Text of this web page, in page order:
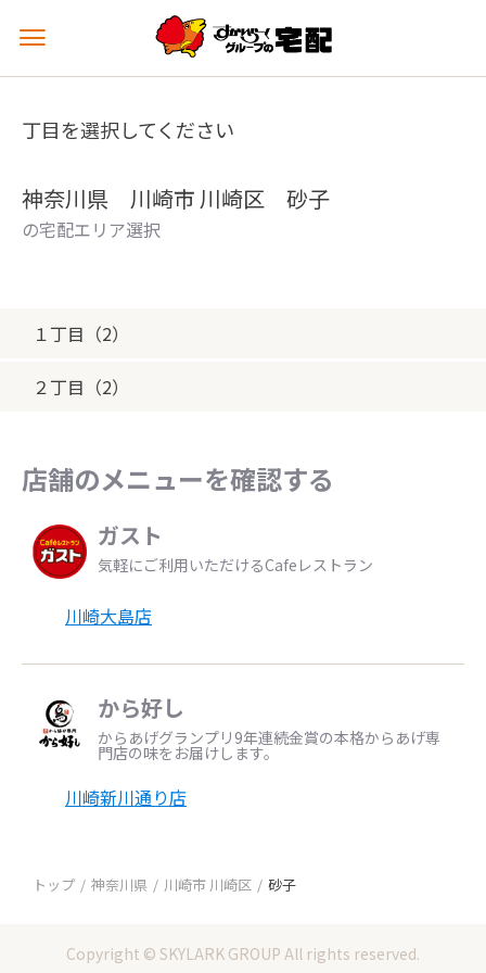
メ
ュ
を
丁目を選択してください
神奈川県 川崎市 川崎区 砂子
の宅配エリア選択
１丁目（2）
２丁目（2）
店舗のメニューを確認する
ガスト
気軽にご利用いただけるCafeレストラン
川崎大島店
から好し
からあげグランプリ9年連続金賞の本格からあげ専
門店の味をお届けします。
川崎新川通り店
トップ 神奈川県 川崎市 川崎区 砂子
Copyright © SKYLARK GROUP All rights reserved.